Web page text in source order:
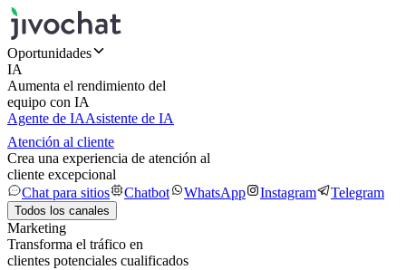
Oportunidades
IA
Aumenta el rendimiento del
equipo con IA
Agente de IAAsistente de IA
Atención al cliente
Crea una experiencia de atención al
cliente excepcional
Chat para sitios
Chatbot WhatsApp Instagram Telegram
Todos los canales
Marketing
Transforma el tráfico en
clientes potenciales cualificados